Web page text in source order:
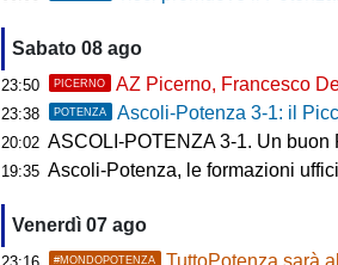
Sabato 08 ago
23:50 PICERNO AZ Picerno, Francesco Dettori
23:38 POTENZA Ascoli-Potenza 3-1: il Picchio rimonta e
20:02 ASCOLI-POTENZA 3-1. Un
19:35 Ascoli-Potenza, le formazioni
Venerdì 07 ago
#MONDOPOTENZA